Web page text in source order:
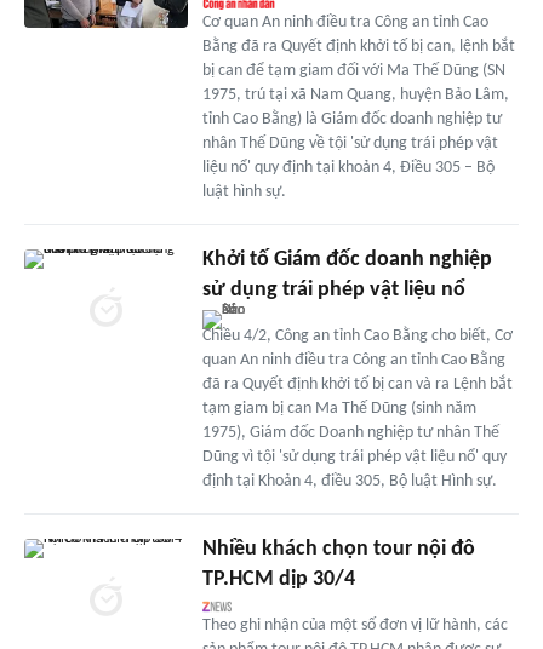
Cơ quan An ninh điều tra Công an tỉnh Cao
Bằng đã ra Quyết định khởi tố bị can, lệnh bắt
bị can để tạm giam đối với Ma Thế Dũng (SN
1975, trú tại xã Nam Quang, huyện Bảo Lâm,
tỉnh Cao Bằng) là Giám đốc doanh nghiệp tư
nhân Thế Dũng về tội 'sử dụng trái phép vật
liệu nổ' quy định tại khoản 4, Điều 305 – Bộ
luật hình sự.
Khởi tố Giám đốc doanh nghiệp
sử dụng trái phép vật liệu nổ
Chiều 4/2, Công an tỉnh Cao Bằng cho biết, Cơ
quan An ninh điều tra Công an tỉnh Cao Bằng
đã ra Quyết định khởi tố bị can và ra Lệnh bắt
tạm giam bị can Ma Thế Dũng (sinh năm
1975), Giám đốc Doanh nghiệp tư nhân Thế
Dũng vì tội 'sử dụng trái phép vật liệu nổ' quy
định tại Khoản 4, điều 305, Bộ luật Hình sự.
Nhiều khách chọn tour nội đô
TP.HCM dịp 30/4
Theo ghi nhận của một số đơn vị lữ hành, các